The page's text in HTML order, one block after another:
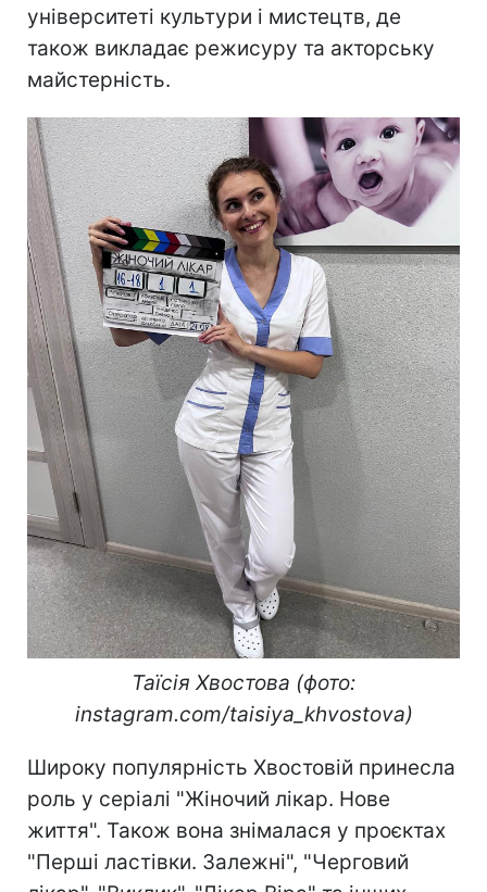
університеті культури і мистецтв, де
також викладає режисуру та акторську
майстерність.
Таїсія Хвостова (фото:
instagram.com/taisiya_khvostova)
Широку популярність Хвостовій принесла
роль у серіалі "Жіночий лікар. Нове
життя". Також вона знімалася у проєктах
"Перші ластівки. Залежні", "Черговий